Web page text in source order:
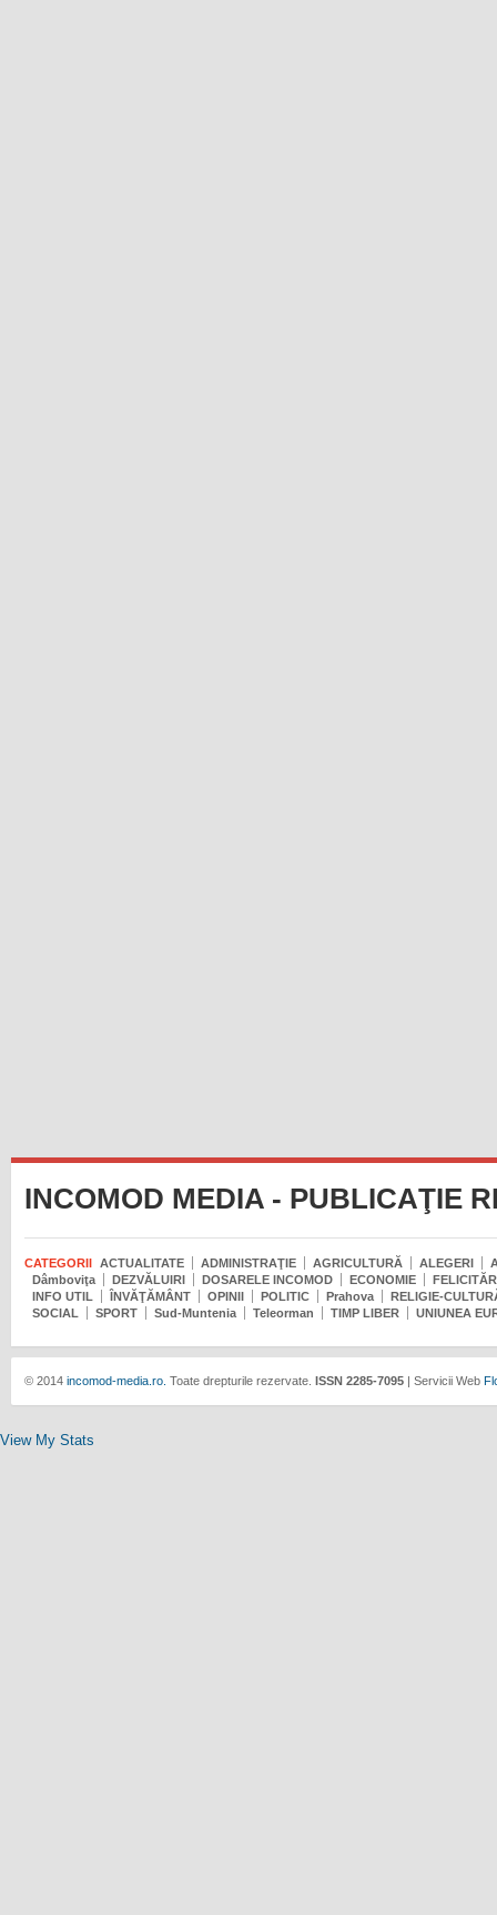
INCOMOD MEDIA - PUBLICAŢIE
CATEGORII ACTUALITATE ADMINISTRAŢIE AGRICULTURĂ ALEGERI
Dâmboviţa
DEZVĂLUIRI DOSARELE INCOMOD ECONOMIE
INFO UTIL
ÎNVĂŢĂMÂNT OPINII POLITIC Prahova
RELIGIE-
SOCIAL
SPORT Sud-Muntenia Teleorman TIMP LIBER UNIUNEA
© 2014incomod-media.ro. Toate drepturile rezervate. ISSN 2285-7095| Servicii Web
View My Stats